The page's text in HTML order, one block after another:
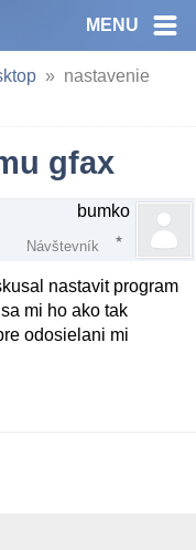
MENU
nastavenie
gfax
bumko
Návštevník
nastavit program
mi ho ako tak
odosielani mi